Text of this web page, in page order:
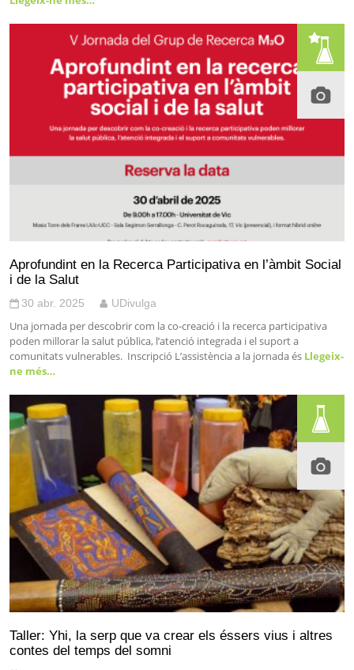
Aprofundint en la Recerca Participativa en l’àmbit Social
i de la Salut
30 abr. 2025 UDivulga
Una jornada per descobrir com la co-creació i la recerca participativa
poden millorar la salut pública, l’atenció integrada i el suport a
comunitats vulnerables. Inscripció L’assistència a la jornada és Llegeix-
ne més…
Taller: Yhi, la serp que va crear els éssers vius i altres
contes del temps del somni